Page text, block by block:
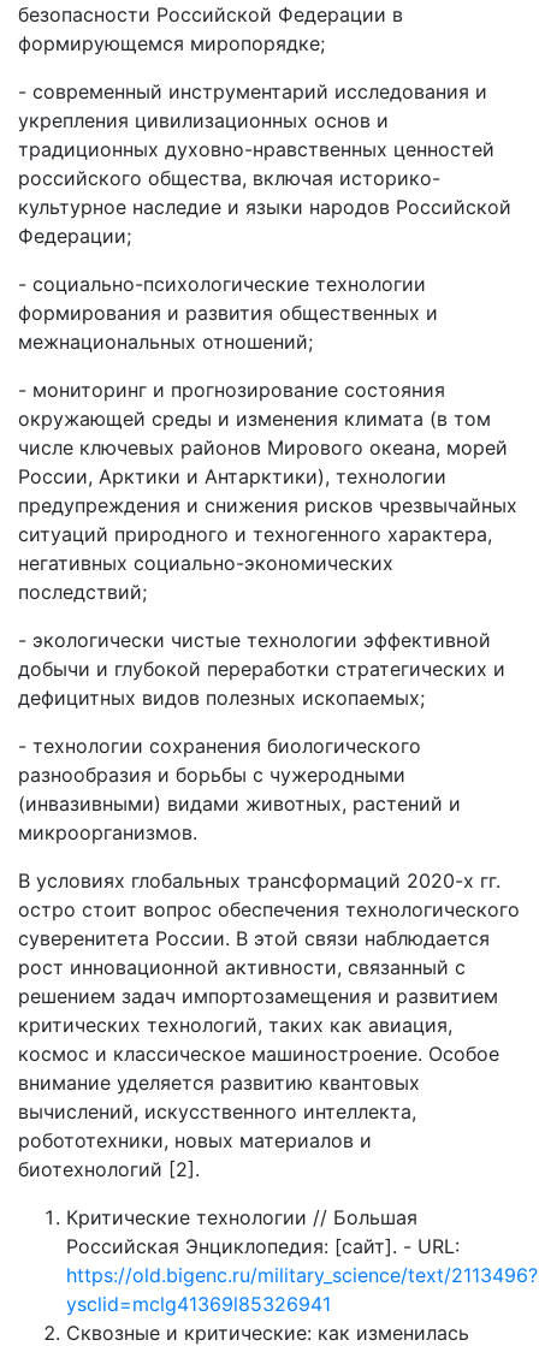
безопасности Российской Федерации в
формирующемся миропорядке;
- современный инструментарий исследования и
укрепления цивилизационных основ и
традиционных духовно-нравственных ценностей
российского общества, включая историко-
культурное наследие и языки народов Российской
Федерации;
- социально-психологические технологии
формирования и развития общественных и
межнациональных отношений;
- мониторинг и прогнозирование состояния
окружающей среды и изменения климата (в том
числе ключевых районов Мирового океана, морей
России, Арктики и Антарктики), технологии
предупреждения и снижения рисков чрезвычайных
ситуаций природного и техногенного характера,
негативных социально-экономических
последствий;
- экологически чистые технологии эффективной
добычи и глубокой переработки стратегических и
дефицитных видов полезных ископаемых;
- технологии сохранения биологического
разнообразия и борьбы с чужеродными
(инвазивными) видами животных, растений и
микроорганизмов.
В условиях глобальных трансформаций 2020-х гг.
остро стоит вопрос обеспечения технологического
суверенитета России. В этой связи наблюдается
рост инновационной активности, связанный с
решением задач импортозамещения и развитием
критических технологий, таких как авиация,
космос и классическое машиностроение. Особое
внимание уделяется развитию квантовых
вычислений, искусственного интеллекта,
робототехники, новых материалов и
биотехнологий [2].
Критические технологии // Большая
Российская Энциклопедия: [сайт]. - URL:
https://old.bigenc.ru/military_science/text/2113496?
ysclid=mclg41369l85326941
Сквозные и критические: как изменилась